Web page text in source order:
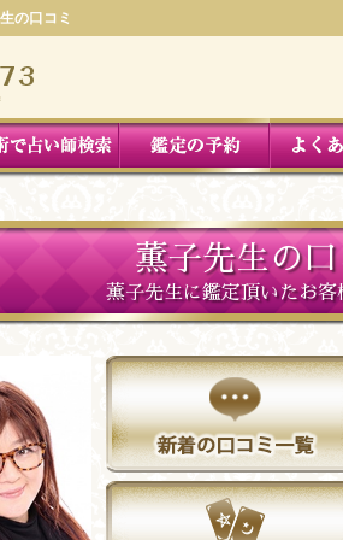
の口コミ
薫子先生の口
薫子先生に鑑定頂いたお客